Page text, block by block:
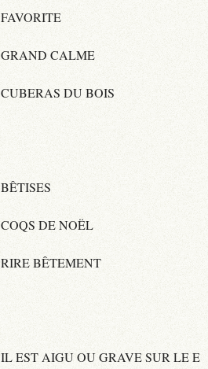
FAVORITE
GRAND CALME
CUBERAS DU BOIS
BÊTISES
COQS DE NOËL
RIRE BÊTEMENT
IL EST AIGU OU GRAVE SUR LE E